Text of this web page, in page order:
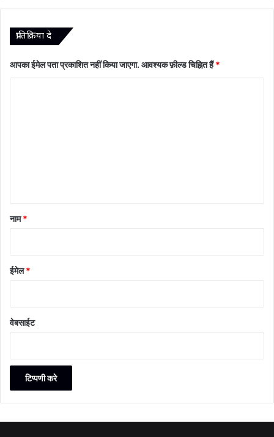
प्रातिक्रिया दे
आपका ईमेल पता प्रकाशित नहीं किया जाएगा. आवश्यक फ़ील्ड चिह्नित हैं*
नाम*
ईमेल*
वेबसाईट